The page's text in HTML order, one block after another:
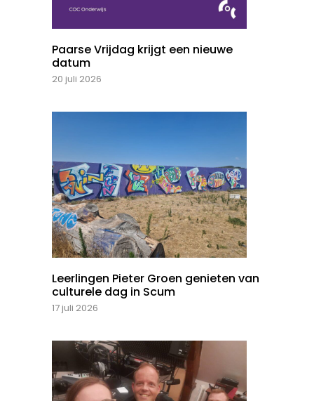
Paarse Vrijdag krijgt een nieuwe
datum
20 juli 2026
Leerlingen Pieter Groen genieten van
culturele dag in Scum
17 juli 2026